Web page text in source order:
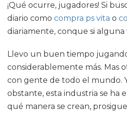
¡Qué ocurre, jugadores! Si
diario como compra ps vita o
diariamente, conque si
Llevo un buen tiempo
considerablemente más. Mas
con gente de todo el mundo.
obstante, esta industria se ha
qué manera se crean,